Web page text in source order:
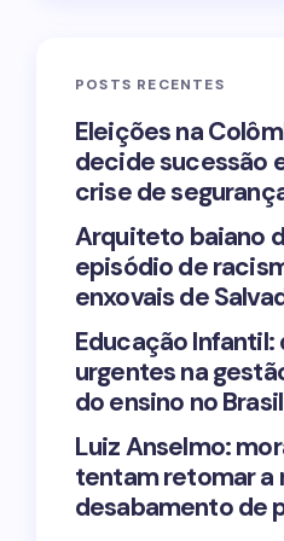
POSTS RECENTES
Eleições na
decide sucessão
crise de
Arquiteto baiano
episódio de
enxovais de
Educação Infantil:
urgentes na
do ensino no Brasil
Luiz Anselmo:
tentam retomar a
desabamento de